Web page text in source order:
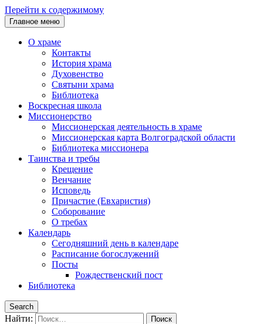
Перейти к содержимому
Главное меню
О храме
Контакты
История храма
Духовенство
Святыни храма
Библиотека
Воскресная школа
Миссионерство
Миссионерская деятельность в храме
Миссионерская карта Волгоградской области
Библиотека миссионера
Таинства и требы
Крещение
Венчание
Исповедь
Причастие (Евхаристия)
Соборование
О требах
Календарь
Сегодняшний день в календаре
Расписание богослужений
Посты
Рождественский пост
Библиотека
Search
Найти: